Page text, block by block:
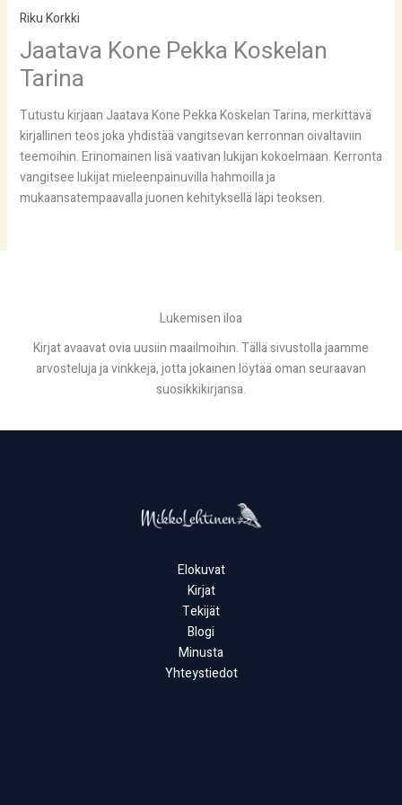
Riku Korkki
Jaatava Kone Pekka Koskelan
Tarina
Tutustu kirjaan Jaatava Kone Pekka Koskelan Tarina, merkittävä
kirjallinen teos joka yhdistää vangitsevan kerronnan oivaltaviin
teemoihin. Erinomainen lisä vaativan lukijan kokoelmaan. Kerronta
vangitsee lukijat mieleenpainuvilla hahmoilla ja
mukaansatempaavalla juonen kehityksellä läpi teoksen.
Lukemisen iloa
Kirjat avaavat ovia uusiin maailmoihin. Tällä sivustolla jaamme
arvosteluja ja vinkkejä, jotta jokainen löytää oman seuraavan
suosikkikirjansa.
Elokuvat
Kirjat
Tekijät
Blogi
Minusta
Yhteystiedot